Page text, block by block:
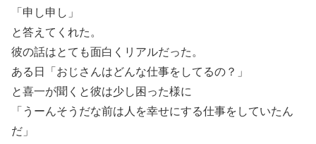
「申し申し」
と答えてくれた。
彼の話はとても面白くリアルだった。
ある日「おじさんはどんな仕事をしてるの？」
と喜一が聞くと彼は少し困った様に
「うーんそうだな前は人を幸せにする仕事をしていたん
だ」